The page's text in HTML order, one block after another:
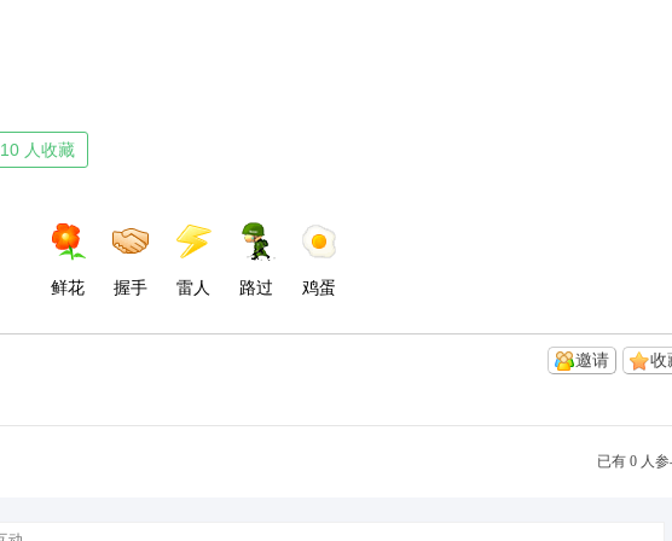
10 人收藏
鲜花 握手 雷人 路过 鸡蛋
收
邀请
已有 0 人